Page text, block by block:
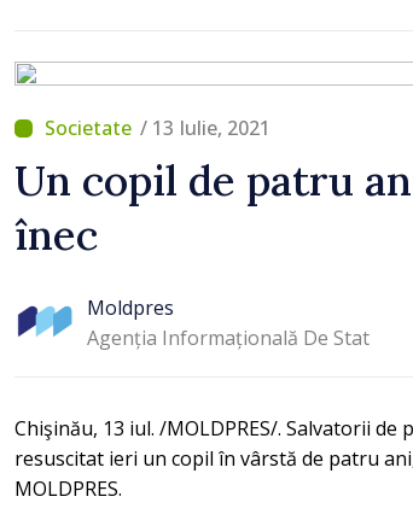
/ 13 Iulie, 2021
Un copil de patru
înec
Moldpres
Agenția Informațională De Stat
Chişinău, 13 iul. /MOLDPRES/. Salvatorii
resuscitat ieri un copil în vârstă de patru
MOLDPRES.
/
VIDEO //